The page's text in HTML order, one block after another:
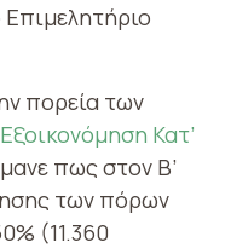
πορεία των
Κατ’
πως στον Β’
των πόρων
(11.360